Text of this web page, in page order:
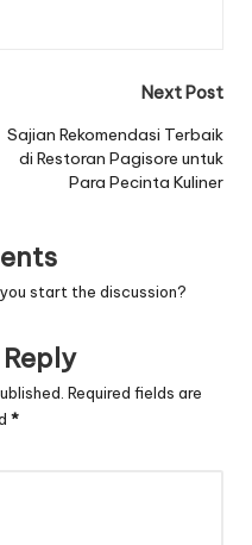
Next Post
Sajian Rekomendasi Terbaik
di Restoran Pagisore untuk
Para Pecinta Kuliner
start the discussion?
Required fields are
*